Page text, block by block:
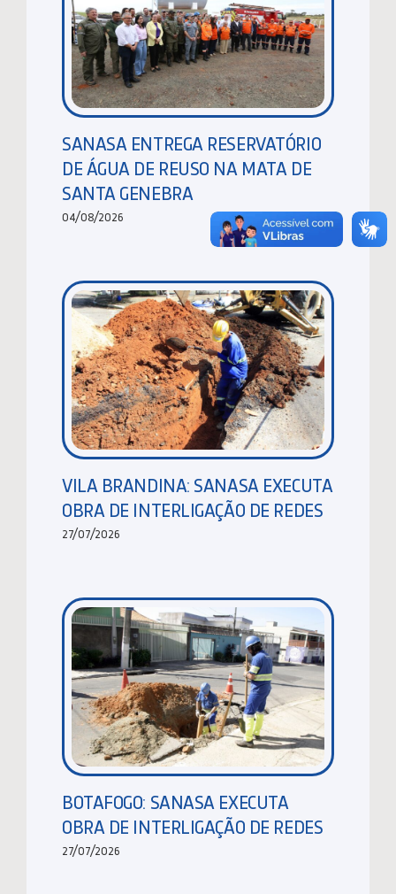
SANASA ENTREGA RESERVATÓRIO
DE ÁGUA DE REUSO NA MATA DE
SANTA GENEBRA
04/08/2026
VILA BRANDINA: SANASA EXECUTA
OBRA DE INTERLIGAÇÃO DE REDES
27/07/2026
BOTAFOGO: SANASA EXECUTA
OBRA DE INTERLIGAÇÃO DE REDES
27/07/2026